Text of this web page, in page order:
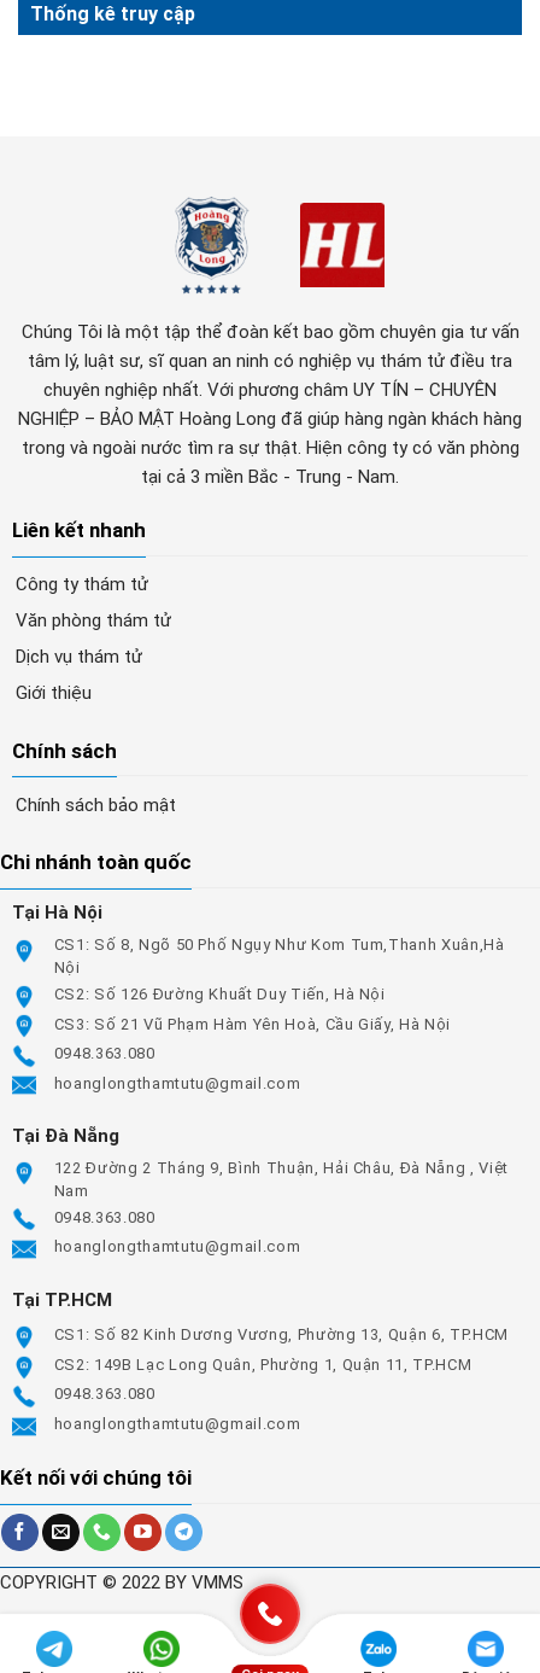
Thống kê truy cập
Chúng Tôi là một tập thể đoàn kết bao gồm chuyên gia tư vấn
tâm lý, luật sư, sĩ quan an ninh có nghiệp vụ thám tử điều tra
chuyên nghiệp nhất. Với phương châm UY TÍN – CHUYÊN
NGHIỆP – BẢO MẬT Hoàng Long đã giúp hàng ngàn khách hàng
trong và ngoài nước tìm ra sự thật. Hiện công ty có văn phòng
tại cả 3 miền Bắc - Trung - Nam.
Liên kết nhanh
Công ty thám tử
Văn phòng thám tử
Dịch vụ thám tử
Giới thiệu
Chính sách
Chính sách bảo mật
Chi nhánh toàn quốc
Tại Hà Nội
CS1: Số 8, Ngõ 50 Phố Ngụy Như Kom Tum,Thanh Xuân,Hà
Nội
CS2: Số 126 Đường Khuất Duy Tiến, Hà Nội
CS3: Số 21 Vũ Phạm Hàm Yên Hoà, Cầu Giấy, Hà Nội
0948.363.080
hoanglongthamtutu@gmail.com
Tại Đà Nẵng
122 Đường 2 Tháng 9, Bình Thuận, Hải Châu, Đà Nẵng , Việt
Nam
0948.363.080
hoanglongthamtutu@gmail.com
Tại TP.HCM
CS1: Số 82 Kinh Dương Vương, Phường 13, Quận 6, TP.HCM
CS2: 149B Lạc Long Quân, Phường 1, Quận 11, TP.HCM
0948.363.080
hoanglongthamtutu@gmail.com
Kết nối với chúng tôi
COPYRIGHT © 2022 BY VMMS